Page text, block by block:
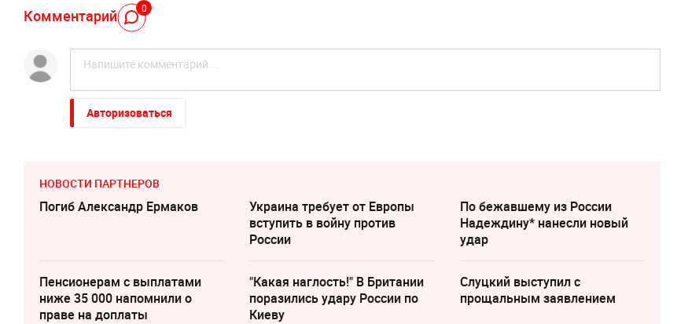
Комментарий 0
Авторизоваться
НОВОСТИ ПАРТНЕРОВ
Погиб Александр Ермаков
Украина требует от Европы
вступить в войну против
России
По бежавшему из России
Надеждину* нанесли новый
удар
Пенсионерам с выплатами
ниже 35 000 напомнили о
праве на доплаты
"Какая наглость!" В Британии
поразились удару России по
Киеву
Слуцкий выступил с
прощальным заявлением